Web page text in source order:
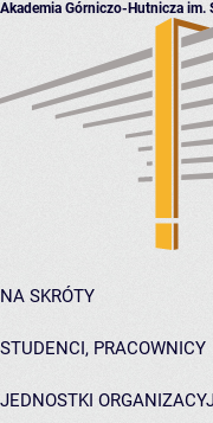
Akademia Górniczo-Hutnicza im.
NA SKRÓTY
STUDENCI, PRACOWNICY
JEDNOSTKI